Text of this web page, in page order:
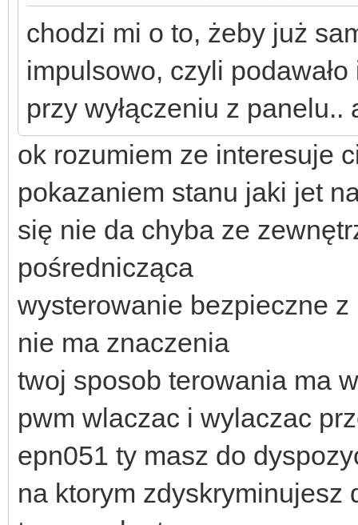
chodzi mi o to, żeby już
impulsowo, czyli
przy wyłączeniu z
ok rozumiem ze interesuje
pokazaniem stanu jaki jet
się nie da chyba ze
pośrednicząca
wysterowanie bezpieczne
nie ma znaczenia
twoj sposob terowania ma
pwm wlaczac i wylaczac
epn051 ty masz do
na ktorym